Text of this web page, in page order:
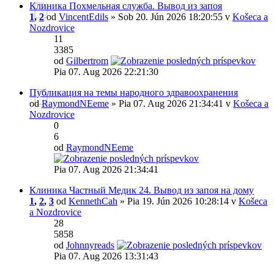
Клиника Похмельная служба. Вывод из запоя
1,2od VincentEdils » Sob 20. Jún 2026 18:20:55 v Košeca a
Nozdrovice
11
3385
od Gilbertrom
Pia 07. Aug 2026 22:21:30
Публикация на темы народного здравоохранения
odRaymondNEeme » Pia 07. Aug 2026 21:34:41 v Košeca a
Nozdrovice
0
6
od RaymondNEeme
Pia 07. Aug 2026 21:34:41
Клиника Частный Медик 24. Вывод из запоя на дому
1, 2, 3 od KennethCah » Pia 19. Jún 2026 10:28:14 v Košeca
a Nozdrovice
28
5858
od Johnnyreads
Pia 07. Aug 2026 13:31:43